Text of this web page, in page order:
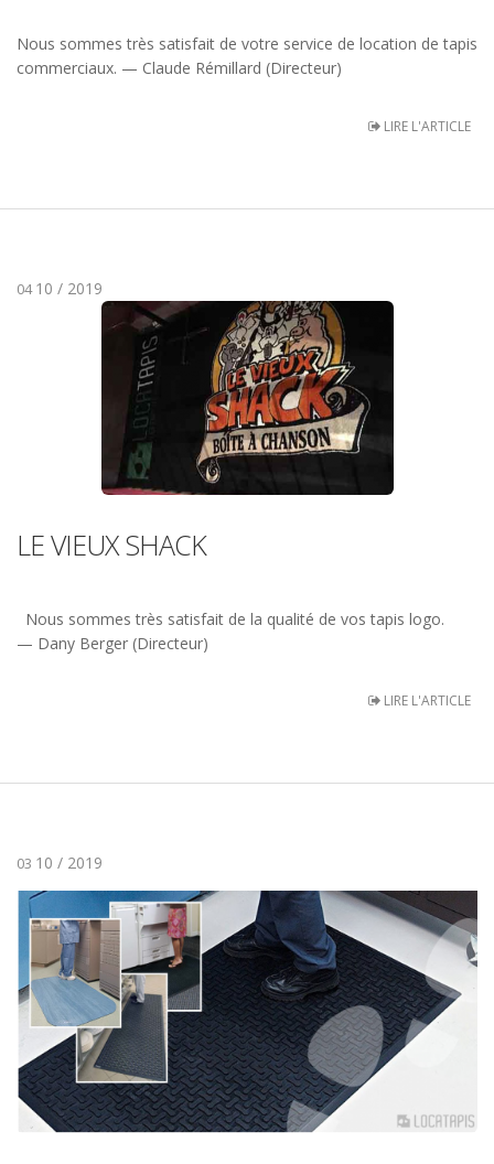
Nous sommes très satisfait de votre service de location de tapis
commerciaux. — Claude Rémillard (Directeur)
LIRE L'ARTICLE
0410 / 2019
LE VIEUX SHACK
Nous sommes très satisfait de la qualité de vos tapis logo.
— Dany Berger (Directeur)
LIRE L'ARTICLE
03 10 / 2019